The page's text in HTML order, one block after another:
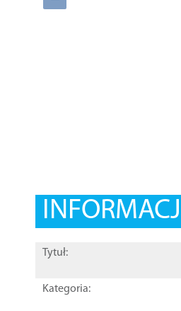
Tytuł:
Kategoria: